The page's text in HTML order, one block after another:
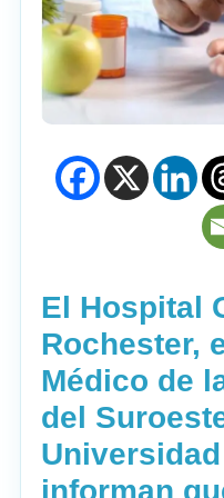
El Hospital
Rochester,
Médico de
del
informan